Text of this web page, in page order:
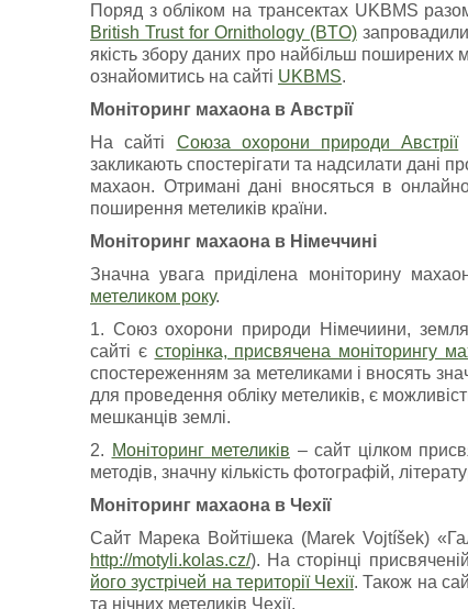
Поряд з обліком на трансектах UKBMS
British Trust for Ornithology (BTO)запровадили
якість збору даних про найбільш поширених
ознайомитись на сайті UKBMS.
Моніторинг махаона в Австрії
На сайті Союза охорони природи Австрії
закликають спостерігати та надсилати дані
махаон. Отримані дані вносяться в
поширення метеликів країни.
Моніторинг махаона в Німеччині
Значна увага приділена моніторину
метеликом року.
1. Союз охорони природи Німечиини,
сайті є сторінка, присвячена моніторингу
спостереженням за метеликами і вносять
для проведення обліку метеликів, є
мешканців землі.
2. Моніторинг метеликів – сайт цілком
методів, значну кількість фотографій,
Моніторинг махаона в Чехії
Сайт Марека Войтішека (Marek Vojtíšek)
http://motyli.kolas.cz/). На сторінці
його зустрічей на території Чехії. Також на
та нічних метеликів Чехії.